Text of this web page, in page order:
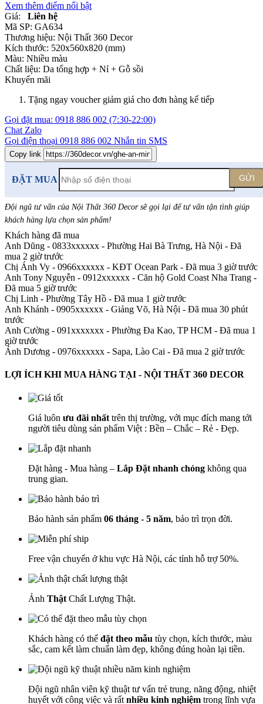
Xem thêm điểm nổi bật
Giá:
Liên hệ
Mã SP: GA634
Thương hiệu: Nội Thất 360 Decor
Kích thước: 520x560x820 (mm)
Màu: Nhiều màu
Chất liệu: Da tổng hợp + Nỉ + Gỗ sồi
Khuyến mãi
Tặng ngay voucher giảm giá cho đơn hàng kế tiếp
Gọi đặt mua: 0918 886 002 (7:30-22:00)
Chat Zalo
Gọi điện thoại 0918 886 002 Nhắn tin SMS
Copy link
ĐẶT MUA GỬI
Đội ngũ tư vấn của Nội Thất 360 Decor sẽ gọi lại để tư vấn tận tình giúp
khách hàng lựa chọn sản phẩm!
Khách hàng đã mua
Anh Dũng - 0833xxxxxx - Phường Hai Bà Trưng, Hà Nội - Đã
mua 2 giờ trước
Chị Ánh Vy - 0966xxxxxx - KĐT Ocean Park - Đã mua 3 giờ trước
Anh Tony Nguyễn - 0912xxxxxx - Căn hộ Gold Coast Nha Trang -
Đã mua 5 giờ trước
Chị Linh - Phường Tây Hồ - Đã mua 1 giờ trước
Anh Khánh - 0905xxxxxx - Giảng Võ, Hà Nội - Đã mua 30 phút
trước
Anh Cường - 091xxxxxxx - Phường Đa Kao, TP HCM - Đã mua 1
giờ trước
Ánh Dương - 0976xxxxxx - Sapa, Lào Cai - Đã mua 2 giờ trước
LỢI ÍCH KHI MUA HÀNG TẠI - NỘI THẤT 360 DECOR
Giá luôn ưu đãi nhất trên thị trường, với mục đích mang tới
người tiêu dùng sản phẩm Việt : Bền – Chắc – Rẻ - Đẹp.
Đặt hàng - Mua hàng – Lắp Đặt nhanh chóng không qua
trung gian.
Bảo hành sản phẩm 06 tháng - 5 năm, bảo trì trọn đời.
Free vận chuyển ở khu vực Hà Nội, các tỉnh hỗ trợ 50%.
Ảnh Thật Chất Lượng Thật.
Khách hàng có thể đặt theo mẫu tùy chọn, kích thước, màu
sắc, cam kết làm chuẩn làm đẹp, không đúng hoàn lại tiền.
Đội ngũ nhân viên kỹ thuật tư vấn trẻ trung, năng động, nhiệt
huyết với công việc và rất nhiều kinh nghiệm trong lĩnh vựa